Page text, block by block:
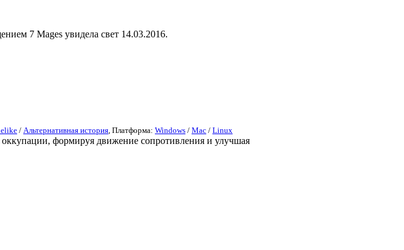
7 Mages увидела свет 14.03.2016.
/ Альтернативная история , Платформа: Windows / Mac / Linux
формируя движение сопротивления и улучшая